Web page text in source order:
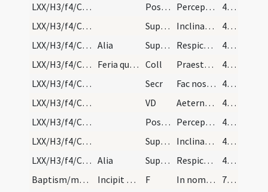
LXX/H3/f4/Cinerum/M2/Mass Propers
Postcomm Percepta nobis Domine ... proficiant ad medelam.
44 (20v)
LXX/H3/f4/Cinerum/M2/Mass Propers/1
Superpop Inclinantes se Domine maiestati tuae ... tua sint adoptione securi.
44 (20v)
LXX/H3/f4/Cinerum/M2/Mass Propers/2 Alia Superpop Respice quaesumus super famulos tuos ... benignus auxilio.
44 (20v)
LXX/H3/f4/Cinerum/M2/Mass Propers
Feria quarta in capite ieiunii statio ad sanctam… Coll Praesta Domine fidelibus tuis ... devotione percurrant.
44 (20v)
LXX/H3/f4/Cinerum/M2/Mass Propers
Secr Fac nos quaesumus Domine ... celebramus exordium.
44 (20v)
LXX/H3/f4/Cinerum/M2/Mass Propers
VD Aeterne Deus qui corporali ieiunio ... largiris et praemia. Per
44 (20v)
LXX/H3/f4/Cinerum/M2/Mass Propers
Postcomm Percepta nobis Domine ... proficiant ad medelam.
44 (20v)
LXX/H3/f4/Cinerum/M2/Mass Propers/1
Superpop Inclinantes se Domine ... nutriantur auxiliis.
44 (20v)
LXX/H3/f4/Cinerum/M2/Mass Propers/2 Alia Superpop Respice Domine quaesumus super famulos tuos ... benignus auxilio.
44 (20v)
Baptism/marking/1
Incipit ordo ad catechumenum faciendum. Primitus… F In nomine Patris
79 (38r)